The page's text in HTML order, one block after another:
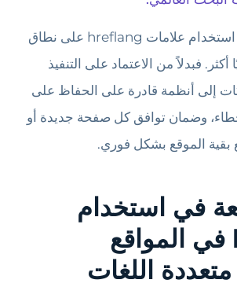
لهذا السبب، يتطلب استخدام علامات hreflang على نطاق
أكثر. فبدلاً من الاعتماد على التنفيذ
إلى أنظمة قادرة على الحفاظ على
وضمان توافق كل صفحة جديدة أو
بقية الموقع بشكل فوري.
في استخدام
hreflang في المواقع
متعددة اللغات